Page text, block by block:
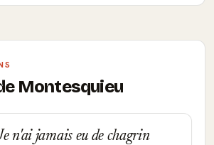
Montesquieu
n'ai jamais eu de chagrin